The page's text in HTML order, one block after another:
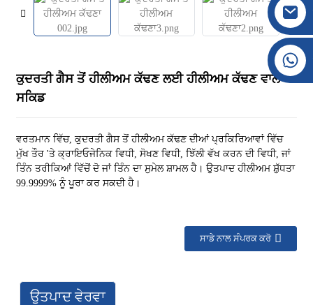
+86 138 8076 0589
ਕੁਦਰਤੀ ਗੈਸ ਤੋਂ ਹੀਲੀਅਮ ਕੱਢਣ ਲਈ ਹੀਲੀਅਮ ਕੱਢਣ ਵਾਲਾ
ਸਕਿਡ
ਵਰਤਮਾਨ ਵਿੱਚ, ਕੁਦਰਤੀ ਗੈਸ ਤੋਂ ਹੀਲੀਅਮ ਕੱਢਣ ਦੀਆਂ ਪ੍ਰਕਿਰਿਆਵਾਂ ਵਿੱਚ
ਮੁੱਖ ਤੌਰ 'ਤੇ ਕ੍ਰਾਇਓਜੇਨਿਕ ਵਿਧੀ, ਸੋਖਣ ਵਿਧੀ, ਝਿੱਲੀ ਵੱਖ ਕਰਨ ਦੀ ਵਿਧੀ, ਜਾਂ
ਤਿੰਨ ਤਰੀਕਿਆਂ ਵਿੱਚੋਂ ਦੋ ਜਾਂ ਤਿੰਨ ਦਾ ਸੁਮੇਲ ਸ਼ਾਮਲ ਹੈ। ਉਤਪਾਦ ਹੀਲੀਅਮ ਸ਼ੁੱਧਤਾ
99.9999% ਨੂੰ ਪੂਰਾ ਕਰ ਸਕਦੀ ਹੈ।
ਸਾਡੇ ਨਾਲ ਸੰਪਰਕ ਕਰੋ
ਉਤਪਾਦ ਵੇਰਵਾ